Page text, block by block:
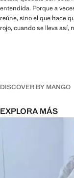
entendida. Porque a
reúne, sino el que hace
rojo, cuando se lleva así,
DISCOVER BY MANGO
EXPLORA MÁS